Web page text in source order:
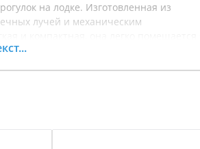
на лодке. Изготовленная из
лучей и механическим
каждый момент комфорта, такая подушка